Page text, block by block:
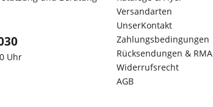
Uhr
Versandarten
UnserKontakt
Zahlungsbedingungen
Rücksendungen & RMA
Widerrufsrecht
AGB